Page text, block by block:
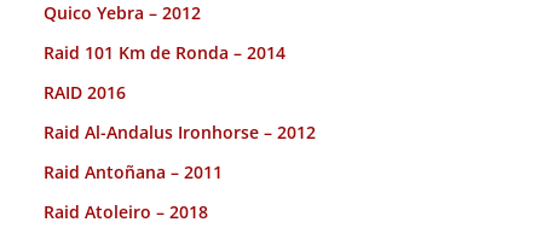
Quico Yebra – 2012
Raid 101 Km de Ronda – 2014
RAID 2016
Raid Al-Andalus Ironhorse – 2012
Raid Antoñana – 2011
Raid Atoleiro – 2018